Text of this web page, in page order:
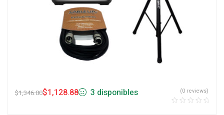
$1,346.00$1,128.88 3 disponibles (0 reviews)